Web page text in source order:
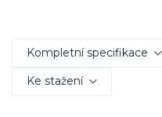
Kompletní specifikace
Ke stažení